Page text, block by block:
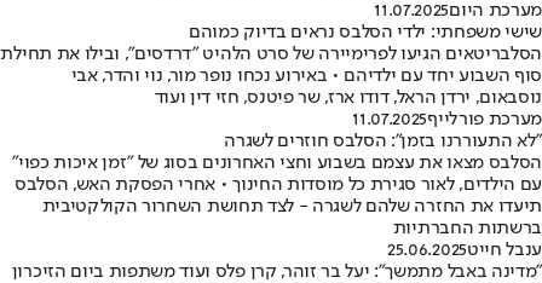
מערכת היום11.07.2025
שישי משפחתי: ילדי הסלבס נראים בדיוק כמוהם
הסלבריטאים הגיעו לפרימיירה של סרט הלהיט "דרדסים", ובילו את תחילת
סוף השבוע יחד עם ילדיהם • באירוע נכחו נופר מור, נוי והדר, אבי
נוסבאום, ירדן הראל, דודו ארז, שר פיטנס, חזי דין ועוד
מערכת פורלייף11.07.2025
"לא התעוררנו בזמן": הסלבס חוזרים לשגרה
הסלבס מצאו את עצמם בשבוע וחצי האחרונים בסוג של "זמן איכות כפוי"
עם הילדים, לאור סגירת כל מוסדות החינוך • אחרי הפסקת האש, הסלבס
תיעדו את החזרה שלהם לשגרה - לצד תחושת השחרור הקולקטיבית
ברשתות החברתיות
ענבל חייט25.06.2025
"מדינה באבל מתמשך": יעל בר זוהר, קרן פלס ועוד משתפות ביום הזיכרון